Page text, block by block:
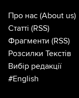
Про нас (About us)
Статті (RSS)
Фрагменти (RSS)
Розсилки Текстів
Вибір редакції
#English